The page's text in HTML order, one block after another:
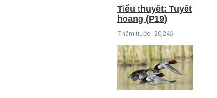
Tiểu thuyết: Tuyết
hoang (P19)
7 năm trước 20,246